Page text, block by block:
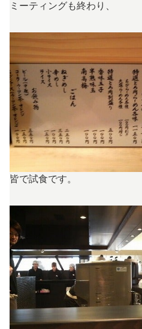
ミーティングも終わり、
皆で試食です。